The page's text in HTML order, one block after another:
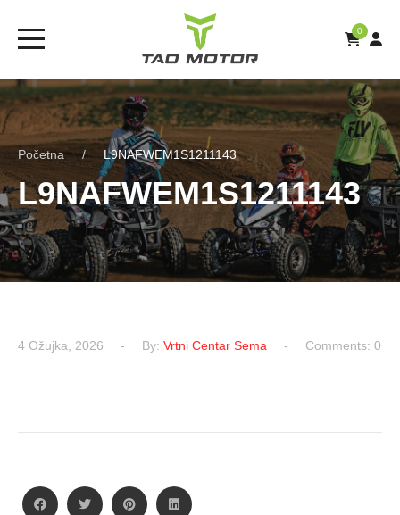
0
Početna L9NAFWEM1S1211143
L9NAFWEM1S1211143
4 Ožujka, 2026 By: Vrtni Centar Sema Comments: 0